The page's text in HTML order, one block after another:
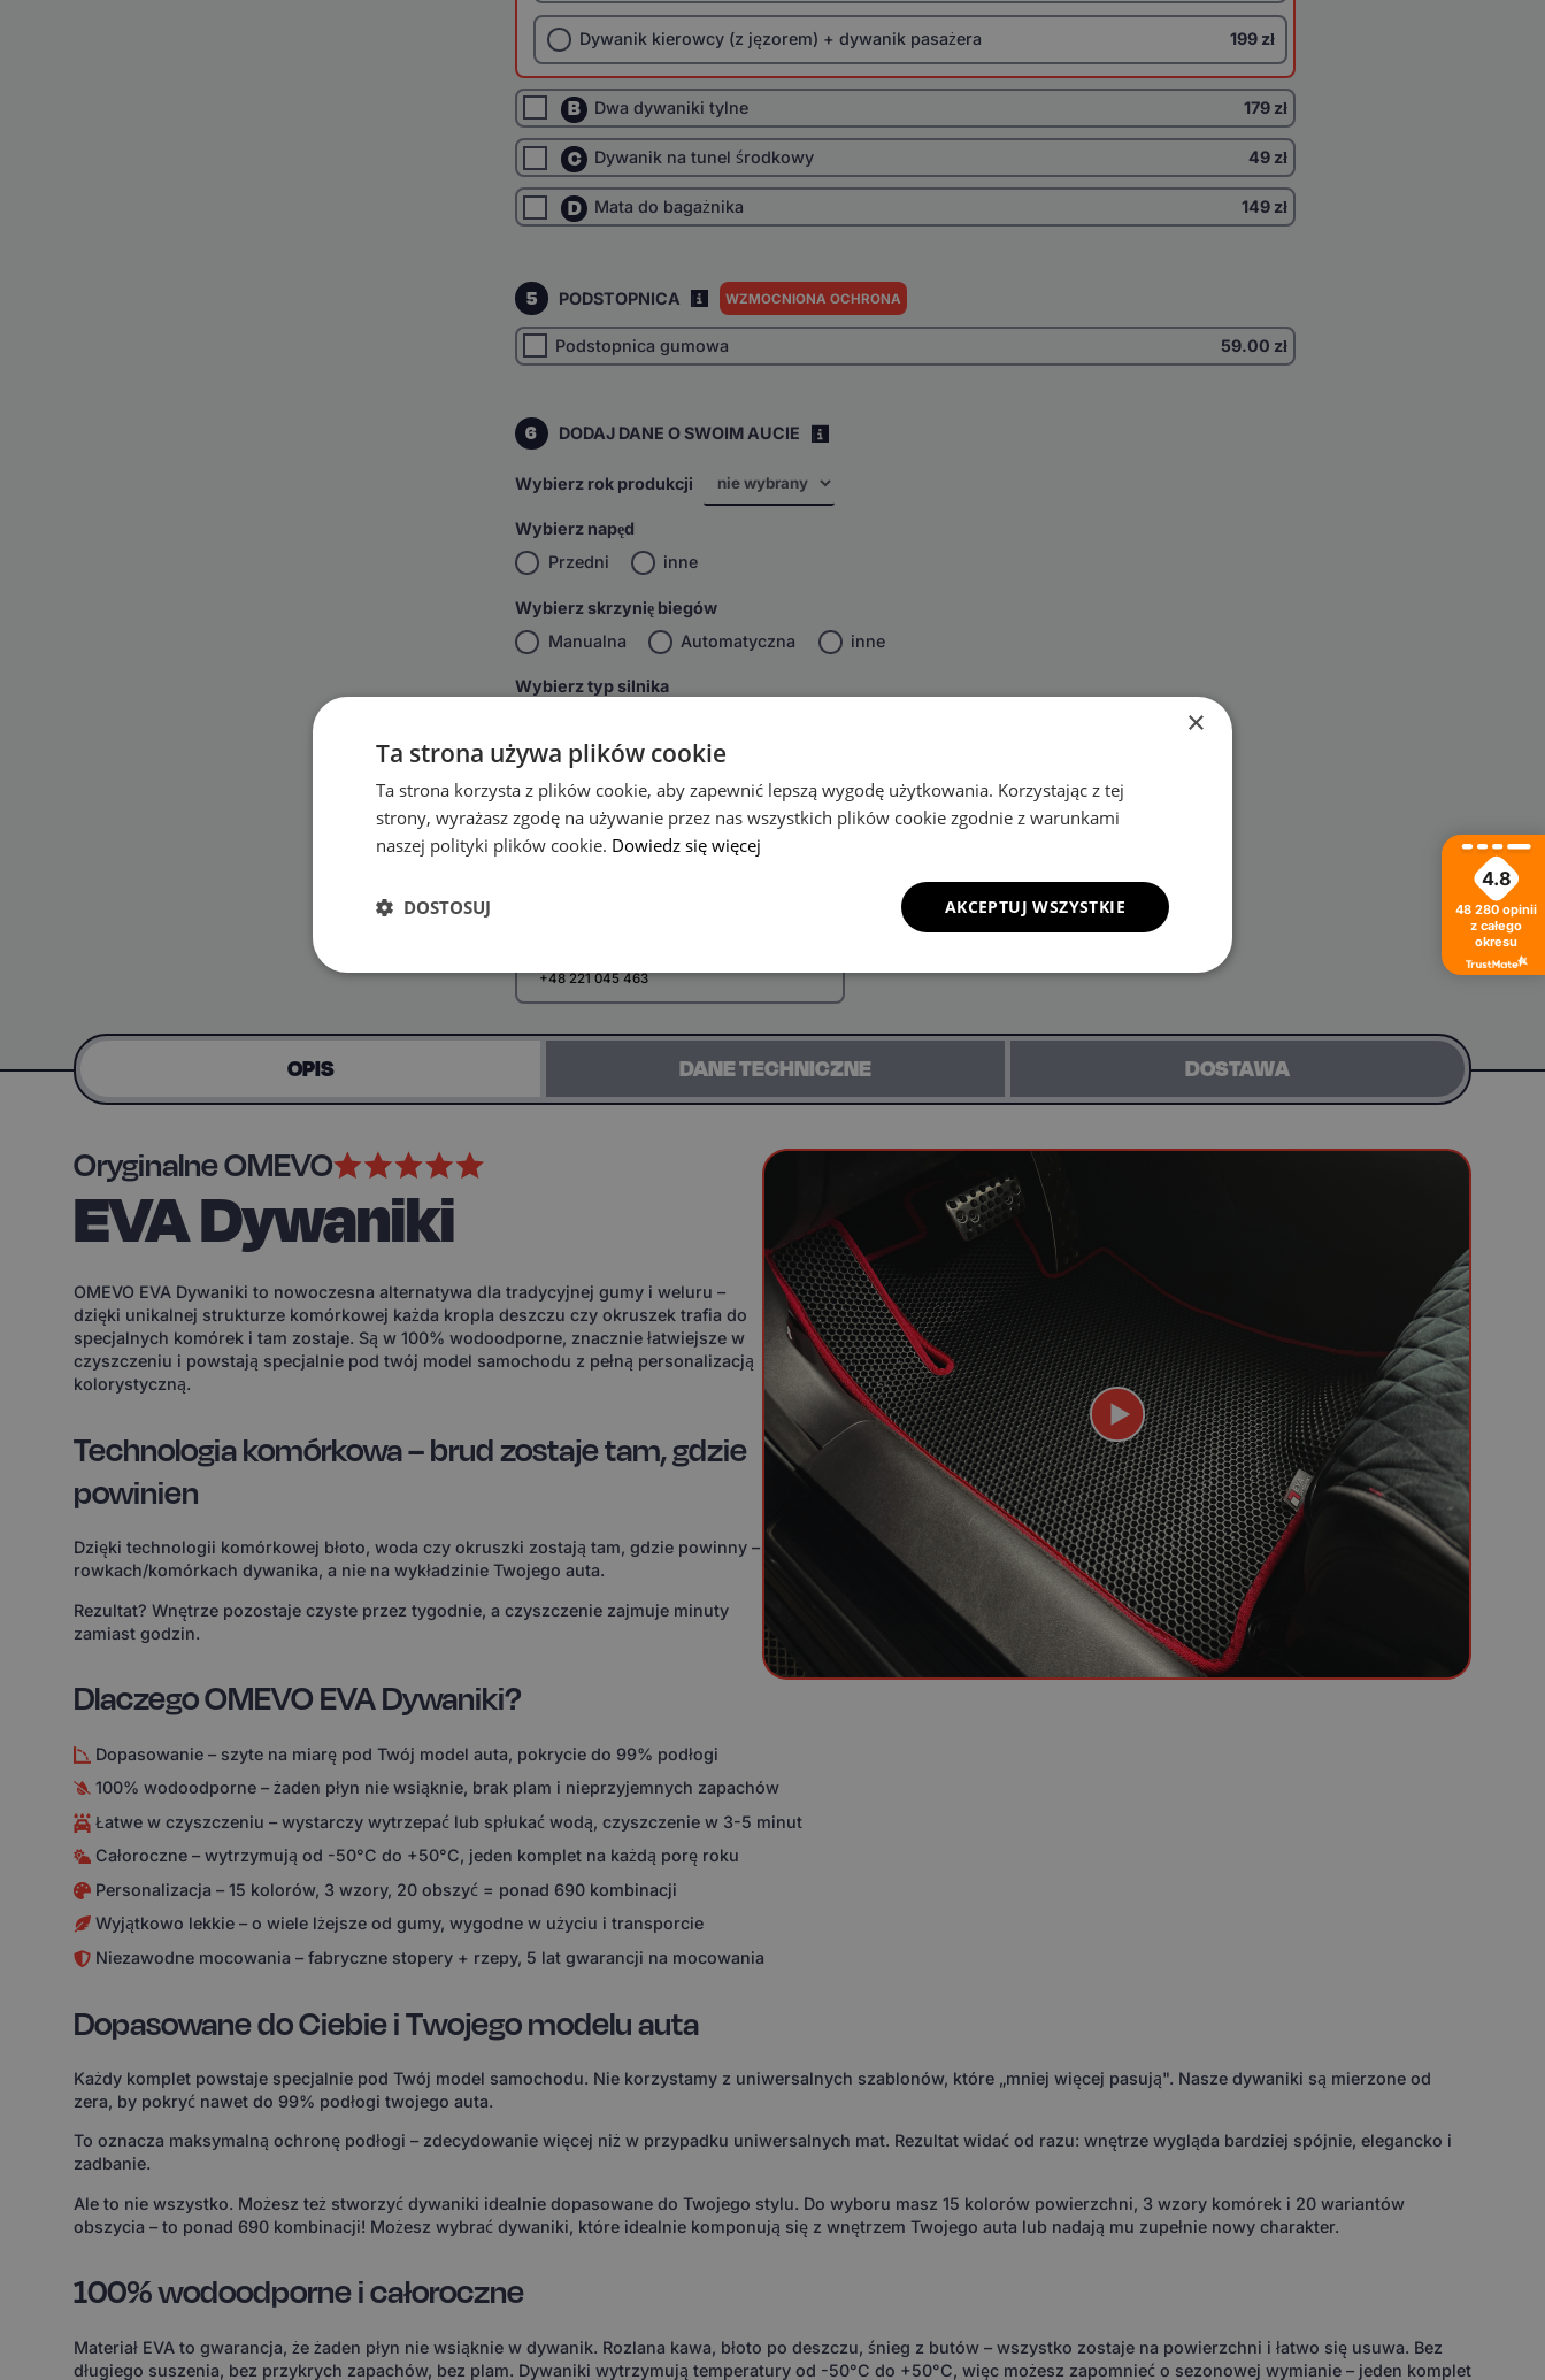
Dywanik kierowcy (z jęzorem) + dywanik pasażera 199 zł
B Dwa dywaniki tylne 179 zł
C Dywanik na tunel środkowy 49 zł
D Mata do bagażnika 149 zł
5 PODSTOPNICA WZMOCNIONA OCHRONA
Podstopnica gumowa 59.00 zł
6 DODAJ DANE O SWOIM AUCIE
Wybierz rok produkcji
Wybierz napęd
Przedni
inne
Wybierz skrzynię biegów
Manualna
Automatyczna inne
Wybierz typ silnika
DODAJ DO KOSZYKA
+48 221 045 463
OPIS DANE TECHNICZNE DOSTAWA
Oryginalne OMEVO
EVA Dywaniki
OMEVO EVA Dywaniki to nowoczesna alternatywa dla tradycyjnej gumy i weluru –
dzięki unikalnej strukturze komórkowej każda kropla deszczu czy okruszek trafia do
specjalnych komórek i tam zostaje. Są w 100% wodoodporne, znacznie łatwiejsze w
czyszczeniu i powstają specjalnie pod twój model samochodu z pełną personalizacją
kolorystyczną.
Technologia komórkowa – brud zostaje tam, gdzie
powinien
Dzięki technologii komórkowej błoto, woda czy okruszki zostają tam, gdzie powinny –
rowkach/komórkach dywanika, a nie na wykładzinie Twojego auta.
Rezultat? Wnętrze pozostaje czyste przez tygodnie, a czyszczenie zajmuje minuty
zamiast godzin.
Dlaczego OMEVO EVA Dywaniki?
Dopasowanie – szyte na miarę pod Twój model auta, pokrycie do 99% podłogi
100% wodoodporne – żaden płyn nie wsiąknie, brak plam i nieprzyjemnych zapachów
Łatwe w czyszczeniu – wystarczy wytrzepać lub spłukać wodą, czyszczenie w 3-5 minut
Całoroczne – wytrzymują od -50°C do +50°C, jeden komplet na każdą porę roku
Personalizacja – 15 kolorów, 3 wzory, 20 obszyć = ponad 690 kombinacji
Wyjątkowo lekkie – o wiele lżejsze od gumy, wygodne w użyciu i transporcie
Niezawodne mocowania – fabryczne stopery + rzepy, 5 lat gwarancji na mocowania
Dopasowane do Ciebie i Twojego modelu auta
Każdy komplet powstaje specjalnie pod Twój model samochodu. Nie korzystamy z uniwersalnych szablonów, które „mniej więcej pasują". Nasze dywaniki są mierzone od
zera, by pokryć nawet do 99% podłogi twojego auta.
To oznacza maksymalną ochronę podłogi – zdecydowanie więcej niż w przypadku uniwersalnych mat. Rezultat widać od razu: wnętrze wygląda bardziej spójnie, elegancko i
zadbanie.
Ale to nie wszystko. Możesz też stworzyć dywaniki idealnie dopasowane do Twojego stylu. Do wyboru masz 15 kolorów powierzchni, 3 wzory komórek i 20 wariantów
obszycia – to ponad 690 kombinacji! Możesz wybrać dywaniki, które idealnie komponują się z wnętrzem Twojego auta lub nadają mu zupełnie nowy charakter.
100% wodoodporne i całoroczne
Materiał EVA to gwarancja, że żaden płyn nie wsiąknie w dywanik. Rozlana kawa, błoto po deszczu, śnieg z butów – wszystko zostaje na powierzchni i łatwo się usuwa. Bez
długiego suszenia, bez przykrych zapachów, bez plam. Dywaniki wytrzymują temperatury od -50°C do +50°C, więc możesz zapomnieć o sezonowej wymianie – jeden komplet
4.8
48 280 opinii
z całego
okresu
×
Ta strona używa plików cookie
Ta strona korzysta z plików cookie, aby zapewnić lepszą wygodę użytkowania. Korzystając z tej
strony, wyrażasz zgodę na używanie przez nas wszystkich plików cookie zgodnie z warunkami
naszej polityki plików cookie. Dowiedz się więcej
AKCEPTUJ WSZYSTKIE
DOSTOSUJ